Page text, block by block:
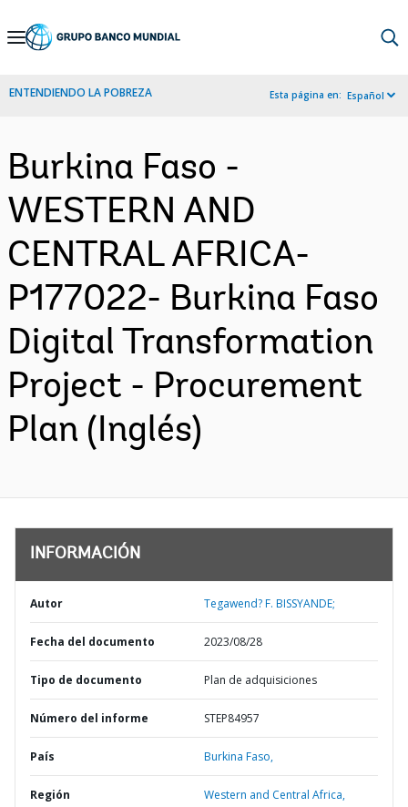
Skip
Navigation
ENTENDIENDO LA POBREZA Esta página en: Español
Burkina Faso -
WESTERN AND
CENTRAL AFRICA-
P177022- Burkina Faso
Digital Transformation
Project - Procurement
Plan (Inglés)
INFORMACIÓN
Autor Tegawend? F. BISSYANDE;
Fecha del documento 2023/08/28
Tipo de documento Plan de adquisiciones
Número del informe STEP84957
País Burkina Faso,
Región Western and Central Africa,